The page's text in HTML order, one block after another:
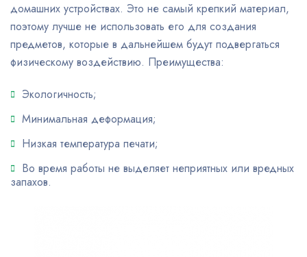
домашних устройствах. Это не самый крепкий материал,
поэтому лучше не использовать его для создания
предметов, которые в дальнейшем будут подвергаться
физическому воздействию. Преимущества:
Экологичность;
Минимальная деформация;
Низкая температура печати;
Во время работы не выделяет неприятных или вредных
запахов.